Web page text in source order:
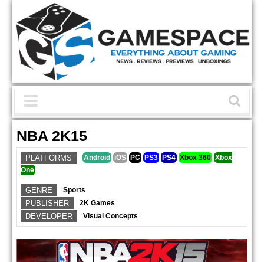
NBA 2K15
PLATFORMS Android iOS PC PS3 PS4 Xbox 360 Xbox
One
GENRE Sports
PUBLISHER 2K Games
DEVELOPER Visual Concepts